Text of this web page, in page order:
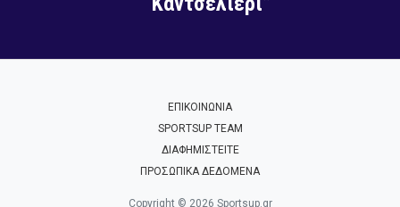
ΕΠΙΚΟΙΝΩΝΙΑ
SPORTSUP TEAM
ΔΙΑΦΗΜΙΣΤΕΙΤΕ
ΠΡΟΣΩΠΙΚΑ ΔΕΔΟΜΕΝΑ
Copyright © 2026 Sportsup.gr